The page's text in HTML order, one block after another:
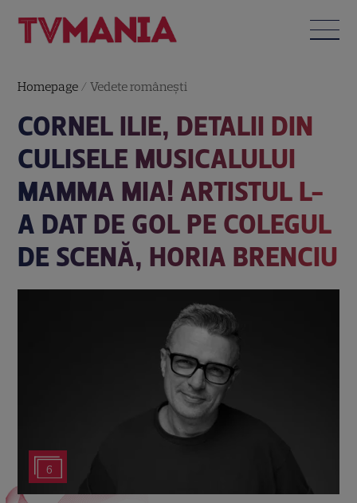
Homepage /Vedete româneşti
CORNEL ILIE, DETALII DIN
CULISELE MUSICALULUI
MAMMA MIA! ARTISTUL L-
A DAT DE GOL PE COLEGUL
DE SCENĂ, HORIA BRENCIU
6